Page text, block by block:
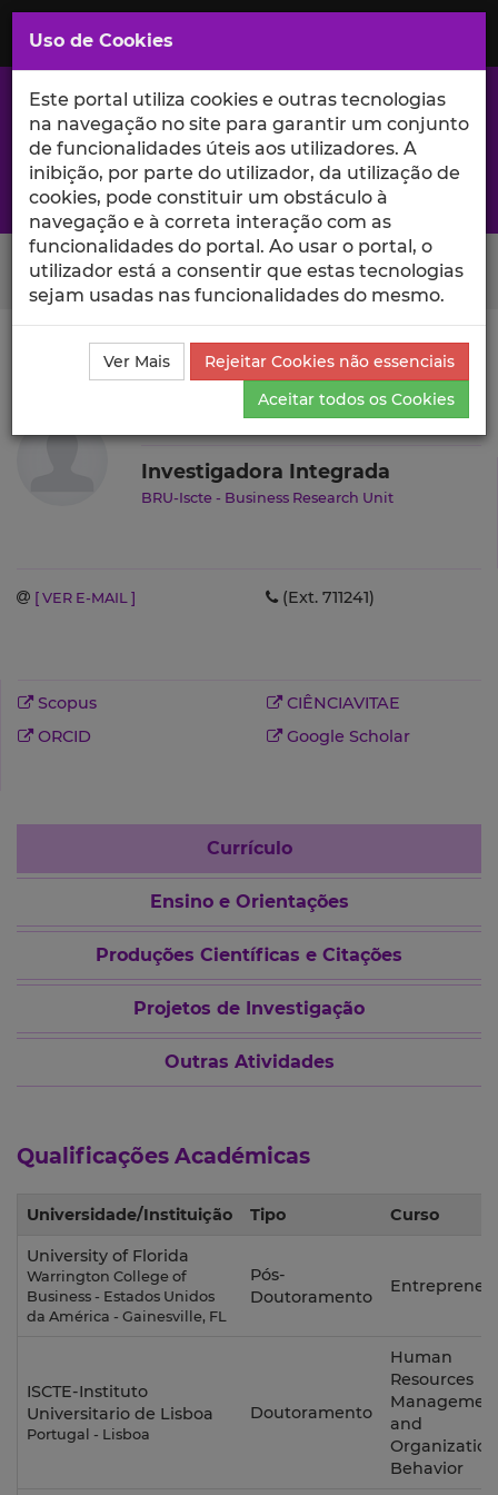
Saltar
para
Conteúdo
Principal
A excelência da investigação e ciência no Iscte
Search Button
Ciência_Iscte Autores
Susana Correia Santos
Currículo
Susana Correia Santos
Investigadora Integrada
BRU-Iscte - Business Research Unit
[ VER E-MAIL ] (Ext. 711241)
Scopus
CIÊNCIAVITAE
ORCID
Google Scholar
Currículo
Ensino e Orientações
Produções Científicas e Citações
Projetos de Investigação
Outras Atividades
Qualificações Académicas
Universidade/Instituição Tipo Curso
University of Florida
Warrington College of
Business - Estados Unidos
da América - Gainesville, FL
Pós-
Doutoramento
ISCTE-Instituto
Universitario de Lisboa
Portugal - Lisboa
Doutoramento
Human
Resources
and
Behavior
Uso de Cookies
Este portal utiliza cookies e outras tecnologias
na navegação no site para garantir um conjunto
de funcionalidades úteis aos utilizadores. A
inibição, por parte do utilizador, da utilização de
cookies, pode constituir um obstáculo à
navegação e à correta interação com as
funcionalidades do portal. Ao usar o portal, o
utilizador está a consentir que estas tecnologias
sejam usadas nas funcionalidades do mesmo.
Ver Mais
Rejeitar Cookies não essenciais
Aceitar todos os Cookies